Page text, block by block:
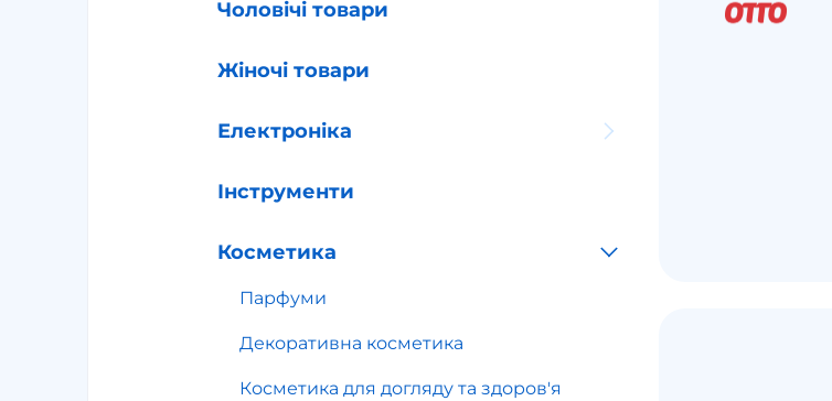
Чоловічі товари
Жіночі товари
Електроніка
Інструменти
Косметика
Парфуми
Декоративна косметика
Косметика для догляду та здоров'я